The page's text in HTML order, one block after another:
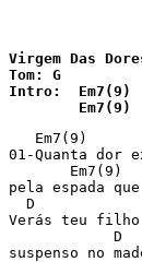
Virgem Das
Tom: G
Intro:  Em7(9)
Em7(9)
Em7(9)
01-Quanta dor
Em7(9)
pela espada
D
Verás teu filho
D
suspenso no